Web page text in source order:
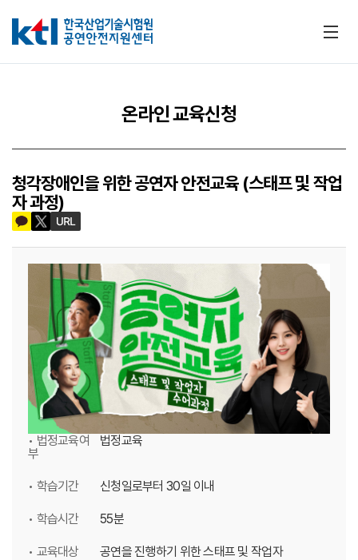
메뉴
온라인 교육신청
청각장애인을 위한 공연자 안전교육 (스태프 및 작업
자 과정)
카카오톡 공유하기
트위터 공유하기
URL 공유하기
• 법정교육여
부
법정교육
• 학습기간 신청일로부터 30일 이내
• 학습시간 55분
• 교육대상 공연을 진행하기 위한 스태프 및 작업자